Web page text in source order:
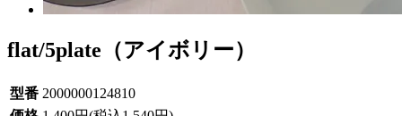
flat/5plate（アイボリー）
型番 2000000124810